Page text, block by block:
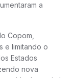
a
Copom,
e limitando o
Estados
nova